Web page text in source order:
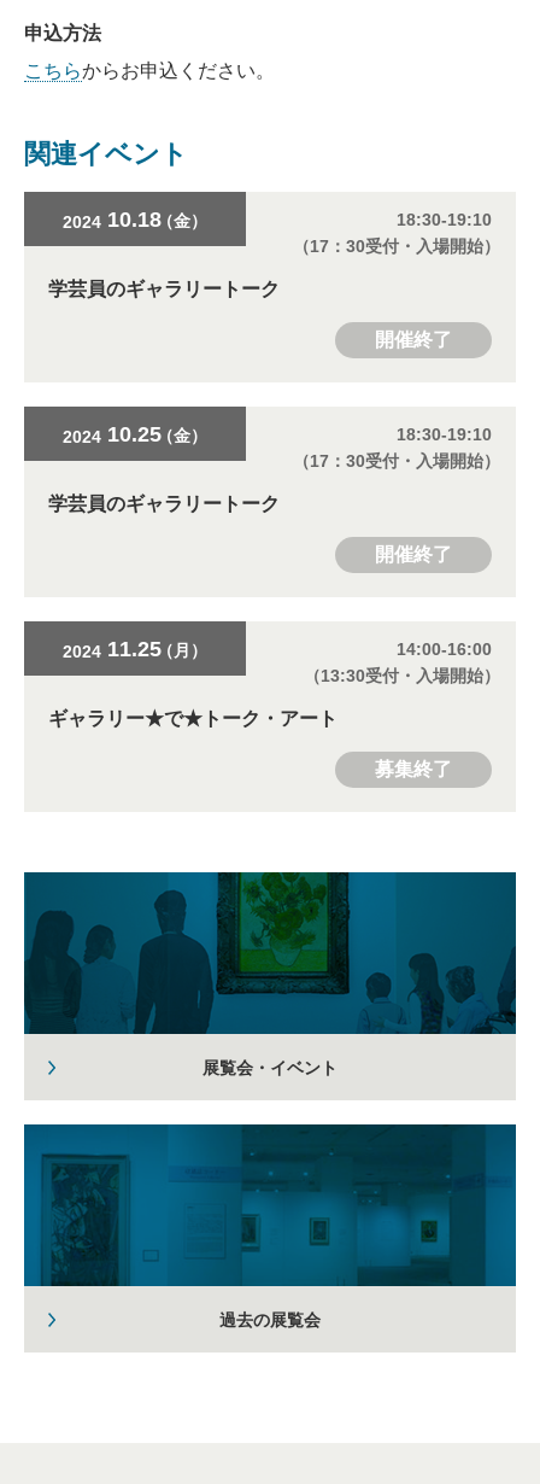
申込方法
こちらからお申込ください。
関連イベント
2024 10.18（金）
18:30-19:10
（17：30受付・入場開始）
学芸員のギャラリートーク
開催終了
2024 10.25（金）
18:30-19:10
（17：30受付・入場開始）
学芸員のギャラリートーク
開催終了
2024 11.25（月）
14:00-16:00
（13:30受付・入場開始）
ギャラリー★で★トーク・アート
募集終了
展覧会・イベント
過去の展覧会